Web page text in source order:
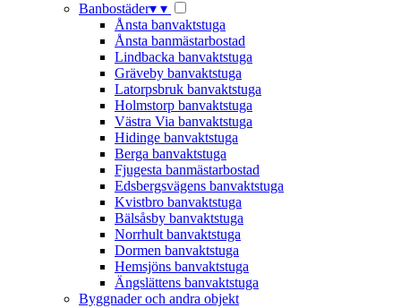
Banbostäder▾ ▾
Ånsta banvaktstuga
Ånsta banmästarbostad
Lindbacka banvaktstuga
Gräveby banvaktstuga
Latorpsbruk banvaktstuga
Holmstorp banvaktstuga
Västra Via banvaktstuga
Hidinge banvaktstuga
Berga banvaktstuga
Fjugesta banmästarbostad
Edsbergsvägens banvaktstuga
Kvistbro banvaktstuga
Bälsåsby banvaktstuga
Norrhult banvaktstuga
Dormen banvaktstuga
Hemsjöns banvaktstuga
Ängslättens banvaktstuga
Byggnader och andra objekt